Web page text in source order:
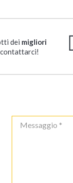
dei migliori
contattarci!